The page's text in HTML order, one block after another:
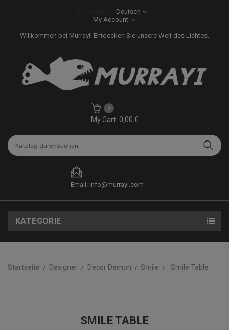
Deutsch
My Account
Willkommen bei Murrayi! Entdecken Sie unsere Welt des Lichtes.
My Cart: 0,00 €
0
Email: info@murrayi.com
KATEGORIE
Startseite Designer Decor Demon Smile Smile Table
SMILE TABLE